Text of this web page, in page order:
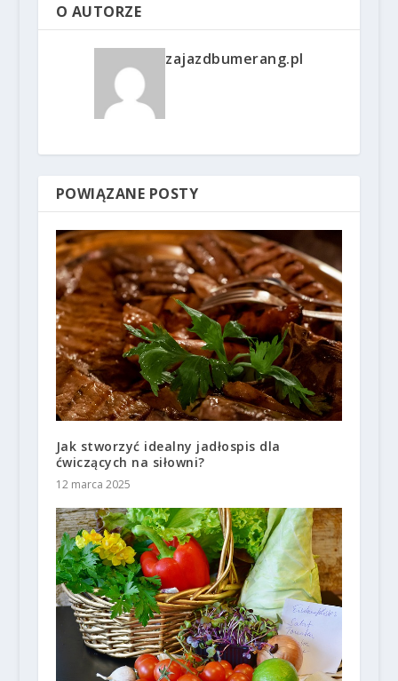
O AUTORZE
zajazdbumerang.pl
POWIĄZANE POSTY
Jak stworzyć idealny jadłospis dla
ćwiczących na siłowni?
12 marca 2025